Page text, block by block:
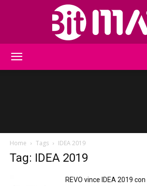
Home Tags IDEA 2019
Tag: IDEA 2019
REVO vince IDEA 2019